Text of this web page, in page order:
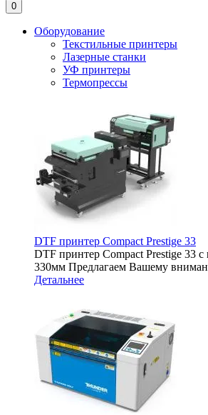
0
Оборудование
Текстильные принтеры
Лазерные станки
УФ принтеры
Термопрессы
DTF принтер Compact Prestige 33
DTF принтер Compact Prestige 33
330мм Предлагаем Вашему
Детальнее